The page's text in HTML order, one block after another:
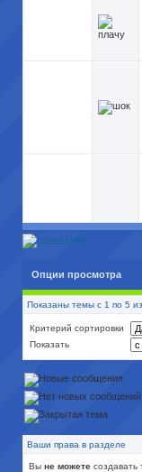
Опции просмотра
Показаны темы с 1 по 5
Критерий сортировки
Показать
Ваши права в разделе
Вы не можете создавать